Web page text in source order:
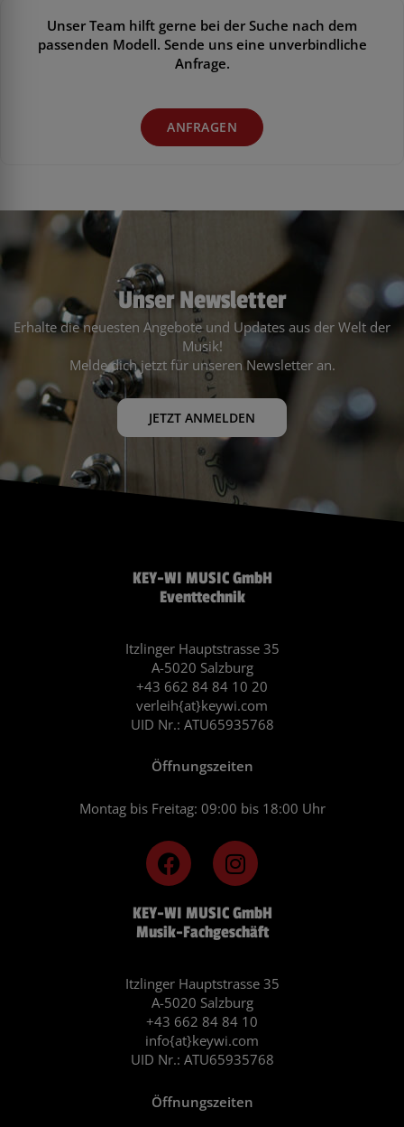
Unser Team hilft gerne bei der Suche nach dem
passenden Modell. Sende uns eine unverbindliche
Anfrage.
ANFRAGEN
Unser Newsletter
Erhalte die neuesten Angebote und Updates aus der Welt der
Musik!
Melde dich jetzt für unseren Newsletter an.
JETZT ANMELDEN
KEY-WI MUSIC GmbH
Musik-Fachgeschäft
Itzlinger Hauptstrasse 35
A-5020 Salzburg
+43 662 84 84 10
info{at}keywi.com
UID Nr.: ATU65935768
Öffnungszeiten
F
a
c
e
b
o
k
I
n
s
t
a
r
a
m
KEY-WI MUSIC GmbH
Eventtechnik
Itzlinger Hauptstrasse 35
A-5020 Salzburg
+43 662 84 84 10 20
verleih{at}keywi.com
UID Nr.: ATU65935768
Öffnungszeiten
Montag bis Freitag: 09:00 bis 18:00 Uhr